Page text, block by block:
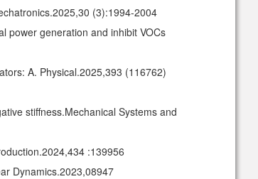
(3):1994-2004
power generation and inhibit VOCs
A. Physical.2025,393 (116762)
stiffness.Mechanical Systems and
:139956
Dynamics.2023,08947